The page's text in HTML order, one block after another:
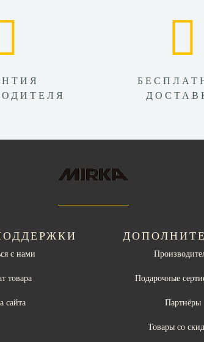
с нами
товара
сайта
Подарочные
Партнёры
Товары со